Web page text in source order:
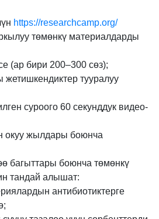
https://researchcamp.org/
төмөнкү материалдарды
(ар бири 200–300 сөз);
жетишкендиктер тууралуу
суроого 60 секунддук видео-
окуу жылдары боюнча
багыттары боюнча төмөнкү
тандай алышат:
антибиотиктерге